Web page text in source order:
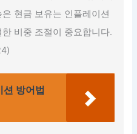
현금 보유는 인플레이션
비중 조절이 중요합니다.
션 방어법